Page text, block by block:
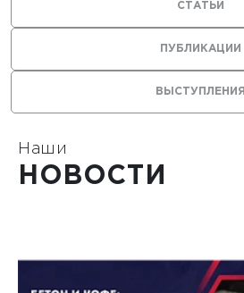
ВЫСТУПЛЕНИЯ
ПУБЛИКАЦИИ
СТАТЬИ
Наши
НОВОСТИ